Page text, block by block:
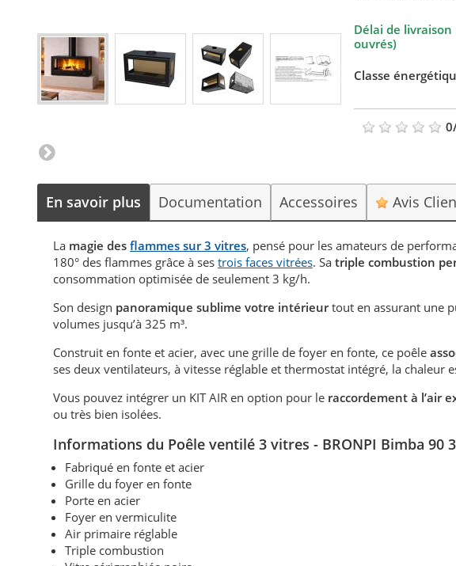
Délai de
ouvrés)
Classe
0
En savoir plus Documentation Accessoires Avis
La magie desflammes sur 3 vitres, pensé pour les amateurs de
180° des flammes grâce à sestrois faces vitrées. Satriple combustion
consommation optimisée de seulement 3 kg/h.
Son design panoramique sublime votre intérieurtout en assurant une
volumes jusqu’à 325 m³.
Construit en fonte et acier, avec une grille de foyer en fonte, ce poêle
ses deux ventilateurs, à vitesse réglable et thermostat intégré, la
Vous pouvez intégrer un KIT AIR en option pour le raccordement à l’air
ou très bien isolées.
Informations du Poêle ventilé 3 vitres - BRONPI Bimba 90
Fabriqué en fonte et acier
Grille du foyer en fonte
Porte en acier
Foyer en vermiculite
Air primaire réglable
Triple combustion